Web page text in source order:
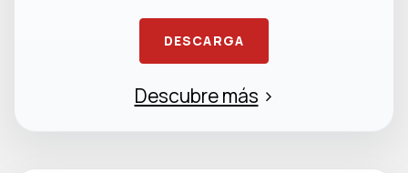
DESCARGA
Descubre más >